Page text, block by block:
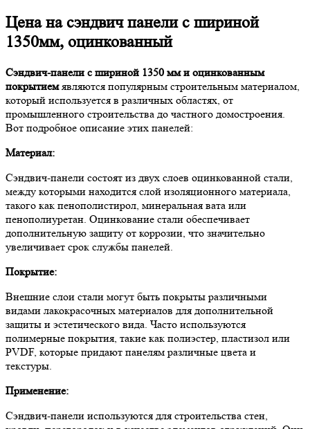
Цена на сэндвич панели с шириной
1350мм, оцинкованный
Сэндвич-панели с шириной 1350 мм и оцинкованным
покрытиемявляются популярным строительным материалом,
который используется в различных областях, от
промышленного строительства до частного домостроения.
Вот подробное описание этих панелей:
Материал:
Сэндвич-панели состоят из двух слоев оцинкованной стали,
между которыми находится слой изоляционного материала,
такого как пенополистирол, минеральная вата или
пенополиуретан. Оцинкование стали обеспечивает
дополнительную защиту от коррозии, что значительно
увеличивает срок службы панелей.
Покрытие:
Внешние слои стали могут быть покрыты различными
видами лакокрасочных материалов для дополнительной
защиты и эстетического вида. Часто используются
полимерные покрытия, такие как полиэстер, пластизол или
PVDF, которые придают панелям различные цвета и
текстуры.
Применение:
Сэндвич-панели используются для строительства стен,